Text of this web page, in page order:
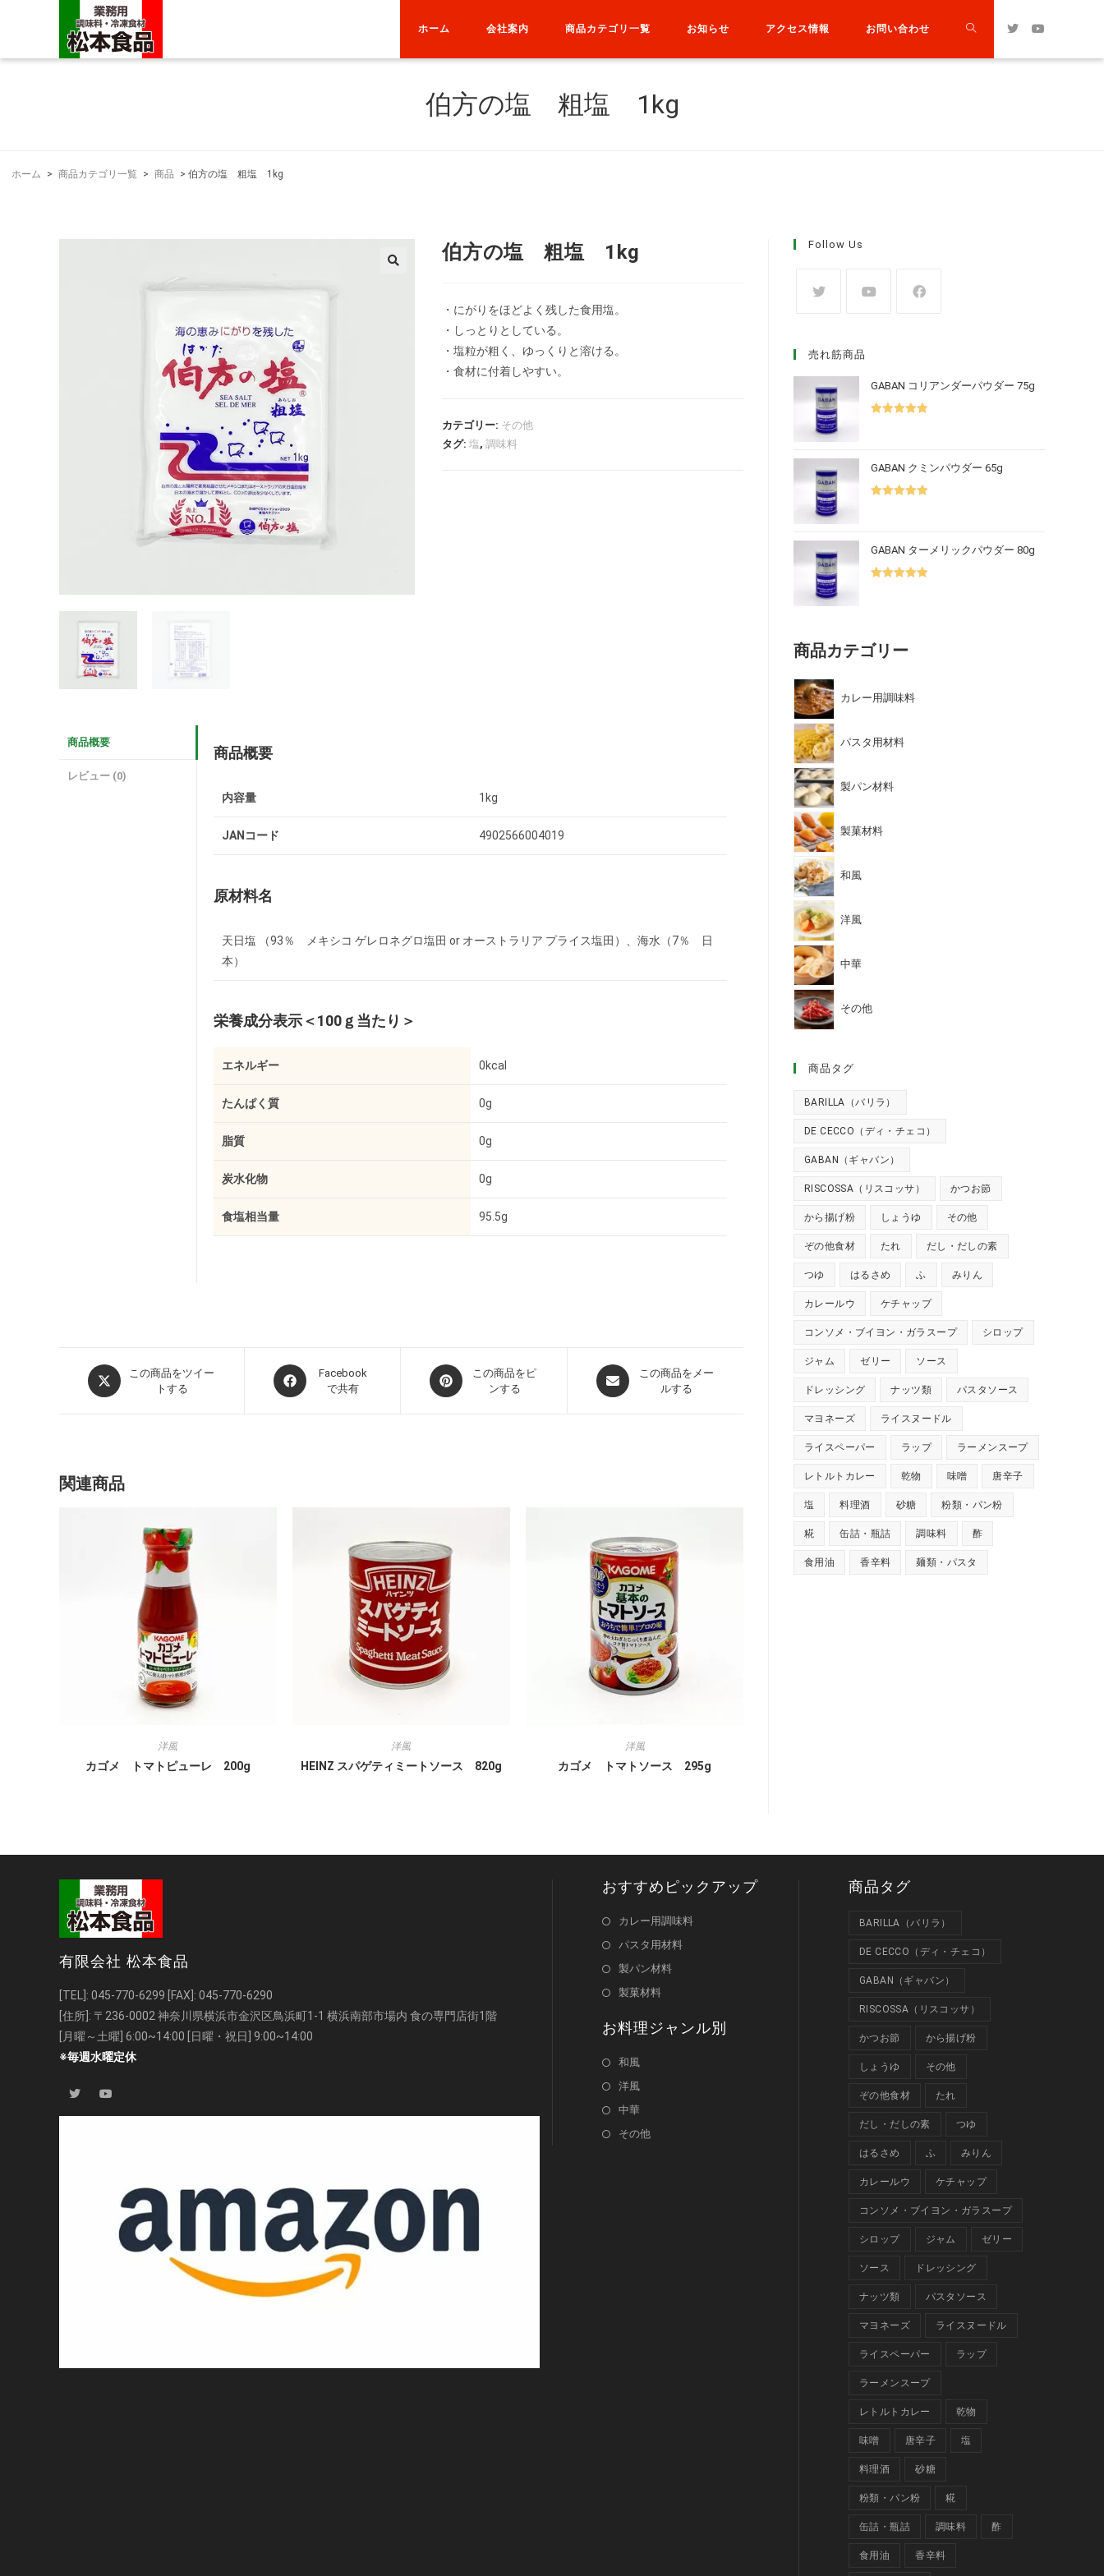
ホーム 会社案内 商品カテゴリ一覧 お知らせ アクセス情報 お問い合わせ
伯方の塩 粗塩 1kg
ホーム > 商品カテゴリ一覧 > 商品 > 伯方の塩 粗塩 1kg
伯方の塩 粗塩 1kg
・にがりをほどよく残した食用塩。
・しっとりとしている。
・塩粒が粗く、ゆっくりと溶ける。
・食材に付着しやすい。
カテゴリー: その他
タグ:塩 ,調味料
商品概要
レビュー (0)
商品概要
内容量 1kg
JANコード 4902566004019
原材料名
天日塩 （93％ メキシコ ゲレロネグロ塩田 or オーストラリア プライス塩田）、海水（7％ 日
本）
栄養成分表示＜100ｇ当たり＞
エネルギー 0kcal
たんぱく質 0g
脂質 0g
炭水化物 0g
食塩相当量 95.5g
この商品をツイー
トする
Facebook
で共有
この商品をピ
ンする
この商品をメー
ルする
関連商品
洋風
カゴメ トマトピューレ 200g
洋風
HEINZ スパゲティミートソース 820g
洋風
カゴメ トマトソース 295g
Follow Us
売れ筋商品
GABAN コリアンダーパウダー 75g
GABAN クミンパウダー 65g
GABAN ターメリックパウダー 80g
商品カテゴリー
カレー用調味料
パスタ用材料
製パン材料
製菓材料
和風
洋風
中華
その他
商品タグ
BARILLA（バリラ）
DE CECCO（ディ・チェコ）
GABAN（ギャバン）
RISCOSSA（リスコッサ） かつお節
から揚げ粉 しょうゆ その他
ぞの他食材 たれ だし・だしの素
つゆ はるさめ ふ みりん
カレールウ ケチャップ
コンソメ・ブイヨン・ガラスープ シロップ
ジャム ゼリー ソース
ドレッシング ナッツ類 パスタソース
マヨネーズ ライスヌードル
ライスペーパー ラップ ラーメンスープ
レトルトカレー 乾物 味噌 唐辛子
塩 料理酒 砂糖 粉類・パン粉
糀 缶詰・瓶詰 調味料 酢
食用油 香辛料 麺類・パスタ
有限会社 松本食品
[TEL]: 045-770-6299 [FAX]: 045-770-6290
[住所]: 〒236-0002 神奈川県横浜市金沢区鳥浜町1-1 横浜南部市場内 食の専門店街1階
[月曜～土曜] 6:00~14:00 [日曜・祝日] 9:00~14:00
※毎週水曜定休
おすすめピックアップ
カレー用調味料
パスタ用材料
製パン材料
製菓材料
お料理ジャンル別
和風
洋風
中華
その他
商品タグ
BARILLA（バリラ）
DE CECCO（ディ・チェコ）
GABAN（ギャバン）
RISCOSSA（リスコッサ）
かつお節 から揚げ粉
しょうゆ その他
ぞの他食材 たれ
だし・だしの素 つゆ
はるさめ ふ みりん
カレールウ ケチャップ
コンソメ・ブイヨン・ガラスープ
シロップ ジャム ゼリー
ソース ドレッシング
ナッツ類 パスタソース
マヨネーズ ライスヌードル
ライスペーパー ラップ
ラーメンスープ
レトルトカレー 乾物
味噌 唐辛子 塩
料理酒 砂糖
粉類・パン粉 糀
缶詰・瓶詰 調味料 酢
食用油 香辛料